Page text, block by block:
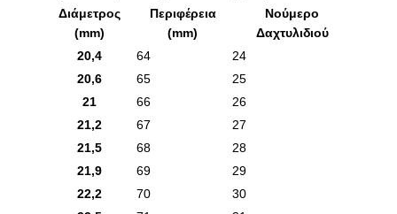
Διάμετρος
(mm)
Περιφέρεια
(mm)
Νούμερο
Δαχτυλιδιού
20,4
64
24
20,6
65
25
21
66
26
21,2
67
27
21,5
68
28
21,9
69
29
22,2
70
30